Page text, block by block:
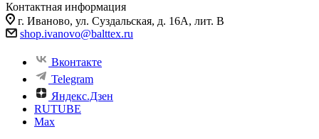
Контактная информация
г. Иваново, ул. Суздальская, д. 16А, лит. В
shop.ivanovo@balttex.ru
Вконтакте
Telegram
Яндекс.Дзен
RUTUBE
Max